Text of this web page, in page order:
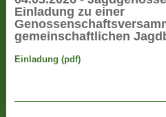
Einladung zu einer
gemeinschaftlichen
Einladung (pdf)